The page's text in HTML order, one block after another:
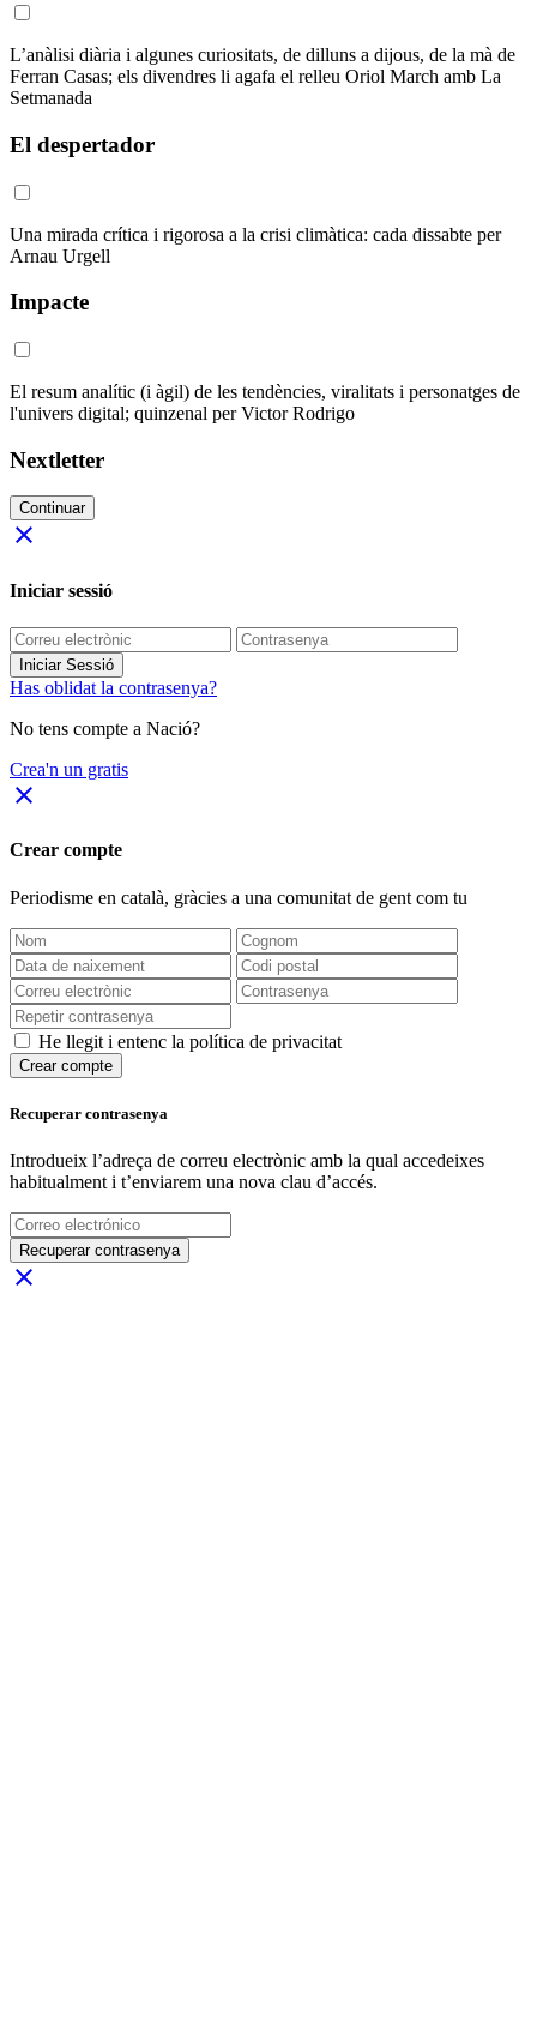
L’anàlisi diària i algunes curiositats, de dilluns a dijous, de la mà de
Ferran Casas; els divendres li agafa el relleu Oriol March amb La
Setmanada
El despertador
Una mirada crítica i rigorosa a la crisi climàtica: cada dissabte per
Arnau Urgell
Impacte
El resum analític (i àgil) de les tendències, viralitats i personatges de
l'univers digital; quinzenal per Victor Rodrigo
Nextletter
Continuar
close
Iniciar sessió
Iniciar Sessió
Has oblidat la contrasenya?
No tens compte a Nació?
Crea'n un gratis
close
Crear compte
Periodisme en català, gràcies a una comunitat de gent com tu
He llegit i entenc la política de privacitat
Crear compte
Recuperar contrasenya
Introdueix l’adreça de correu electrònic amb la qual accedeixes
habitualment i t’enviarem una nova clau d’accés.
Recuperar contrasenya
close